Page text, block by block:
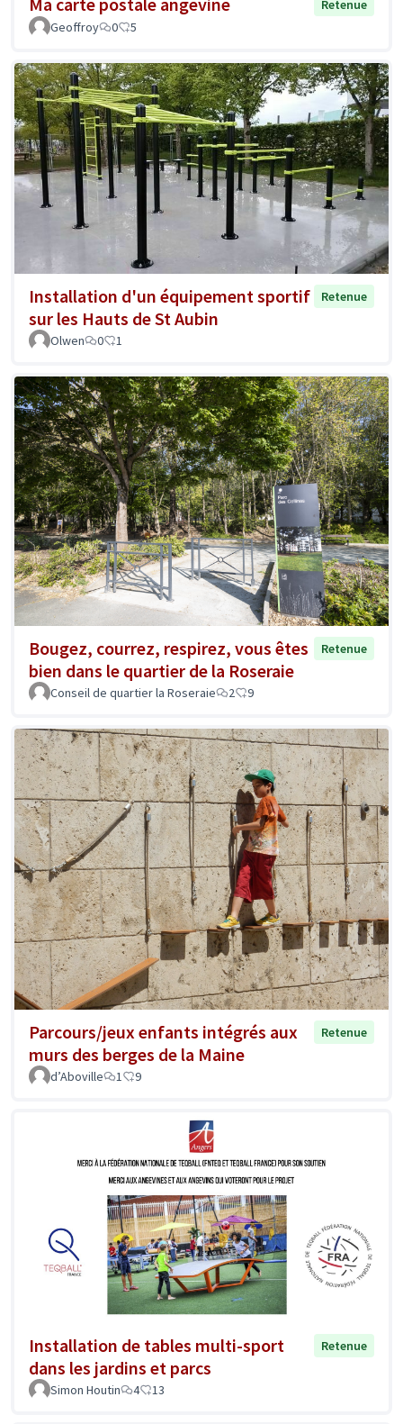
Retenue
Geoffroy
0 5
Installation d'un équipement sportif
sur les Hauts de St Aubin
Retenue
Olwen 0 1
Bougez, courrez, respirez, vous êtes
bien dans le quartier de la Roseraie
Retenue
Conseil de quartier la Roseraie 2 9
Parcours/jeux enfants intégrés aux
murs des berges de la Maine
Retenue
d’Aboville 1 9
Installation de tables multi-sport
dans les jardins et parcs
Retenue
Simon Houtin 4 13